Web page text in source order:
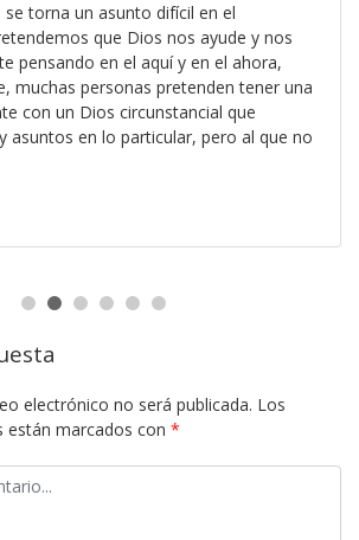
se torna un asunto difícil en el
que Dios nos ayude y nos
pensando en el aquí y en el ahora,
muchas personas pretenden tener una
con un Dios circunstancial que
asuntos en lo particular, pero al que no
electrónico no será publicada. Los
marcados con *